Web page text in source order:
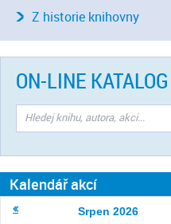
Z historie knihovny
ON-LINE KATALOG
Kalendář akcí
Srpen 2026